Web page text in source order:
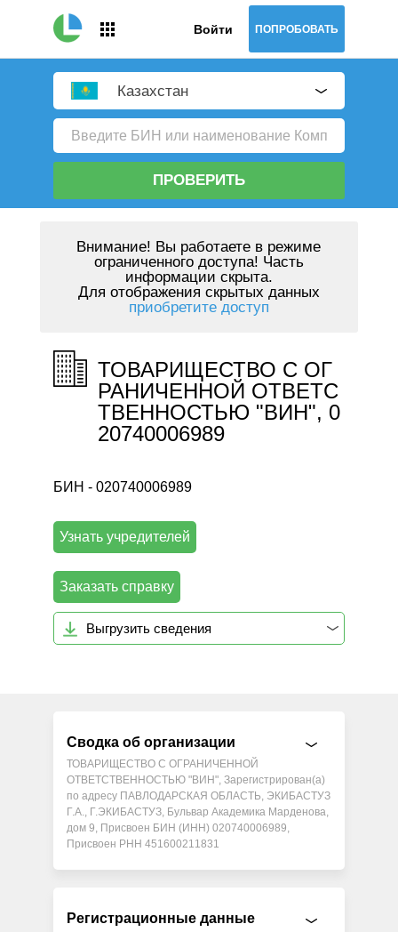
Войти ПОПРОБОВАТЬ
Казахстан
ПРОВЕРИТЬ
Внимание! Вы работаете в режиме
ограниченного доступа! Часть
информации скрыта.
Для отображения скрытых данных
приобретите доступ
ТОВАРИЩЕСТВО С ОГ
РАНИЧЕННОЙ ОТВЕТС
ТВЕННОСТЬЮ "ВИН", 0
20740006989
БИН - 020740006989
Узнать учредителей
Заказать справку
Выгрузить сведения
Сводка об организации
ТОВАРИЩЕСТВО С ОГРАНИЧЕННОЙ
ОТВЕТСТВЕННОСТЬЮ "ВИН", Зарегистрирован(а)
по адресу ПАВЛОДАРСКАЯ ОБЛАСТЬ, ЭКИБАСТУЗ
Г.А., Г.ЭКИБАСТУЗ, Бульвар Академика Марденова,
дом 9, Присвоен БИН (ИНН) 020740006989,
Присвоен РНН 451600211831
Регистрационные данные